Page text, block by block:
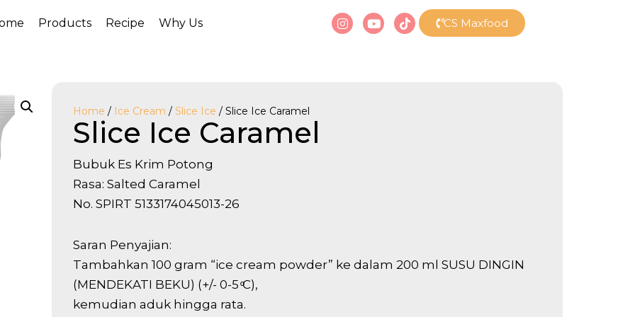
Products Recipe Why Us CS Maxfood
Home / Ice Cream / Slice Ice / Slice Ice Caramel
Slice Ice Caramel
Bubuk Es Krim Potong
Rasa: Salted Caramel
No. SPIRT 5133174045013-26
Saran Penyajian:
Tambahkan 100 gram “ice cream powder” ke dalam 200 ml SUSU DINGIN
(MENDEKATI BEKU) (+/- 0-5 ͦC),
kemudian aduk hingga rata.